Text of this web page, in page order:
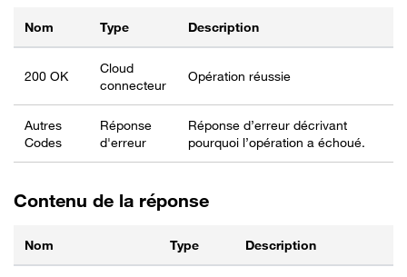
Nom Type Description
200 OK
Cloud
connecteur
Opération réussie
Autres
Codes
Réponse
d'erreur
Réponse d’erreur décrivant
pourquoi l’opération a échoué.
Contenu de la réponse
Nom Type Description